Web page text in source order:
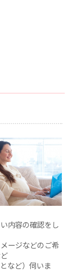
内容の確認をし
ージなどのご希
など）伺いま